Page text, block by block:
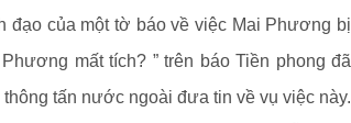
đạo của một tờ báo về việc Mai Phương bị
mất tích? ” trên báo Tiền phong đã
tấn nước ngoài đưa tin về vụ việc này.